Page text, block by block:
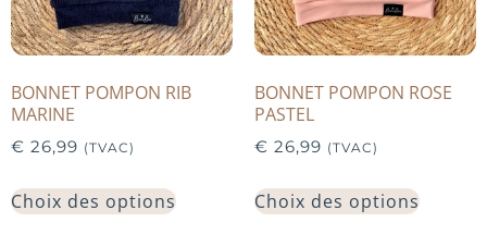
BONNET POMPON RIB
MARINE
€ 26,99 (TVAC)
Choix des options
BONNET POMPON ROSE
PASTEL
€ 26,99 (TVAC)
Choix des options